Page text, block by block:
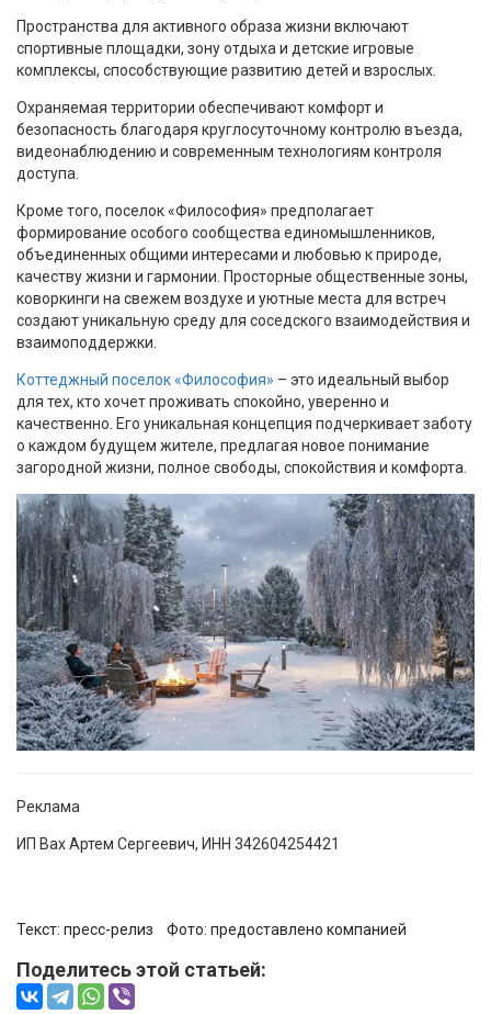
Пространства для активного образа жизни включают
спортивные площадки, зону отдыха и детские игровые
комплексы, способствующие развитию детей и взрослых.
Охраняемая территории обеспечивают комфорт и
безопасность благодаря круглосуточному контролю въезда,
видеонаблюдению и современным технологиям контроля
доступа.
Кроме того, поселок «Философия» предполагает
формирование особого сообщества единомышленников,
объединенных общими интересами и любовью к природе,
качеству жизни и гармонии. Просторные общественные зоны,
коворкинги на свежем воздухе и уютные места для встреч
создают уникальную среду для соседского взаимодействия и
взаимоподдержки.
Коттеджный поселок «Философия» – это идеальный выбор
для тех, кто хочет проживать спокойно, уверенно и
качественно. Его уникальная концепция подчеркивает заботу
о каждом будущем жителе, предлагая новое понимание
загородной жизни, полное свободы, спокойствия и комфорта.
Реклама
ИП Вах Артем Сергеевич, ИНН 342604254421
Текст: пресс-релиз Фото: предоставлено компанией
Поделитесь этой статьей: